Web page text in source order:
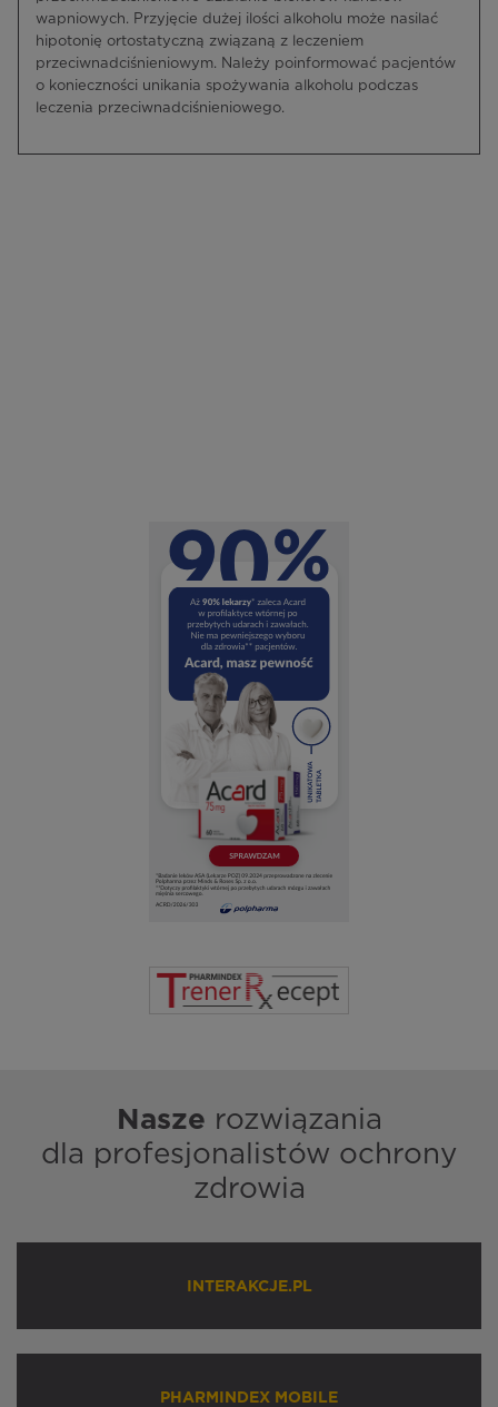
wapniowych. Przyjęcie dużej ilości alkoholu może nasilać
hipotonię ortostatyczną związaną z leczeniem
przeciwnadciśnieniowym. Należy poinformować pacjentów
o konieczności unikania spożywania alkoholu podczas
leczenia przeciwnadciśnieniowego.
Nasze rozwiązania
dla profesjonalistów ochrony
zdrowia
INTERAKCJE.PL
PHARMINDEX MOBILE